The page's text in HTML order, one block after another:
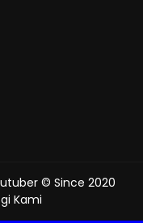
© Since 2020
Kami